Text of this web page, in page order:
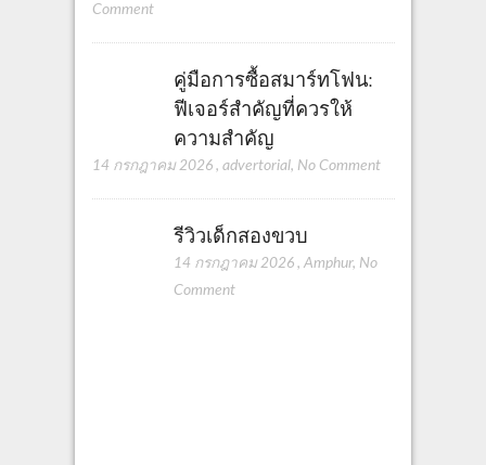
Comment
คู่มือการซื้อสมาร์ทโฟน:
ฟีเจอร์สำคัญที่ควรให้
ความสำคัญ
14 กรกฎาคม 2026 , advertorial, No Comment
รีวิวเด็กสองขวบ
14 กรกฎาคม 2026 , Amphur, No
Comment